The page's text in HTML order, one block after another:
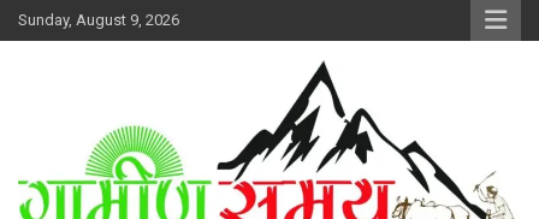
Skip
to
Sunday, August 9, 2026